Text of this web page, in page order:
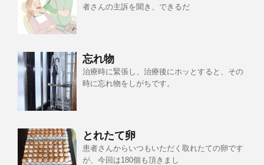
者さんの主訴を聞き、できるだ
忘れ物
治療時に緊張し、治療後にホッとすると、その
時に忘れ物をしがちです。
とれたて卵
患者さんからいつもいただく取れたての卵です
が、今回は180個も頂きまし